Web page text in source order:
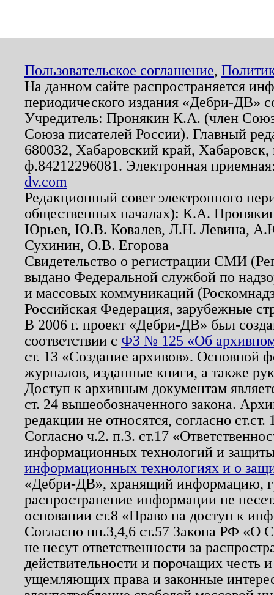
Пользовательское соглашение,
На данном сайте распространяется
периодического издания «Дебри-ДВ»
Учредитель: Пронякин К.А. (член
Союза писателей России). Главный
680032, Хабаровский край,
ф.84212296081. Электронная
dv.com
Редакционный совет электронного
общественных началах): К.А.
Юрьев, Ю.В. Ковалев, Л.Н. Левина,
Сухинин, О.В. Егорова
Свидетельство о регистрации СМИ
выдано Федеральной службой по
и массовых коммуникаций
Российская Федерация, зарубежные
В 2006 г. проект «Дебри-ДВ» был
соответствии с ФЗ № 125 «Об
ст. 13 «Создание архивов». Основной
журналов, изданные книги, а также
Доступ к архивным документам
ст. 24 вышеобозначенного закона.
редакции не относятся, согласно
Согласно ч.2. п.3. ст.17
информационных технологий и
информационных технологиях и о
«Дебри-ДВ», хранящий информацию,
распространение информации не
основании ст.8 «Право на доступ к
Согласно пп.3,4,6 ст.57 Закона РФ «О
не несут ответственности за
действительности и порочащих честь
ущемляющих права и законные